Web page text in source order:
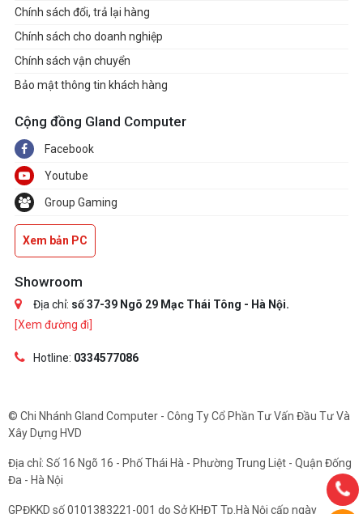
Chính sách đổi, trả lại hàng
Chính sách cho doanh nghiệp
Chính sách vận chuyển
Bảo mật thông tin khách hàng
Cộng đồng Gland Computer
Facebook
Youtube
Group Gaming
Xem bản PC
Showroom
Địa chỉ: số 37-39 Ngõ 29 Mạc Thái Tông - Hà Nội.
[Xem đường đi]
Hotline: 0334577086
© Chi Nhánh Gland Computer - Công Ty Cổ Phần Tư Vấn Đầu Tư Và
Xây Dựng HVD
Địa chỉ: Số 16 Ngõ 16 - Phố Thái Hà - Phường Trung Liệt - Quận Đống
Đa - Hà Nội
GPĐKKD số 0101383221-001 do Sở KHĐT Tp.Hà Nội cấp ngày